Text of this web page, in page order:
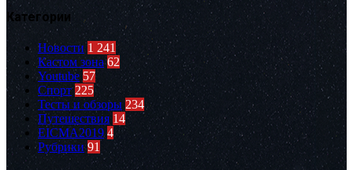
Категории
Новости 1 241
Кастом зона 62
Youtube 57
Спорт 225
Тесты и обзоры 234
Путешествия 14
EICMA2019 4
Рубрики 91